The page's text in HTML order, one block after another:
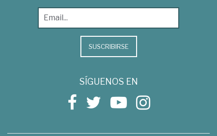
SUSCRIBIRSE
SÍGUENOS EN